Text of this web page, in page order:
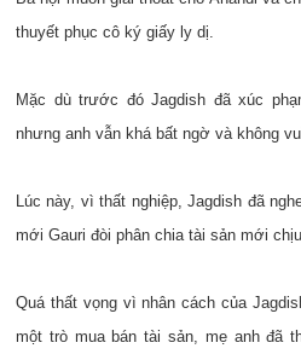
thuyết phục cô ký giấy ly dị.
Mặc dù trước đó Jagdish đã xúc
nhưng anh vẫn khá bất ngờ và không
Lúc này, vì thất nghiệp, Jagdish đã
mới Gauri đòi phân chia tài sản mới
Quá thất vọng vì nhân cách của
một trò mua bán tài sản, mẹ anh đã